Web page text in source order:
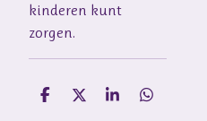
kinderen kunt
zorgen.
D
D
S
D